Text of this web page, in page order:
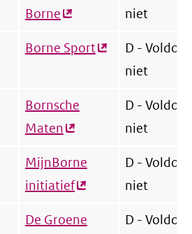
Borne(externe
niet
Borne Sport(externeD - Voldoet
niet
Bornsche
Maten(externe
D - Voldoet
niet
MijnBorne
initiatief(externe
D - Voldoet
niet
De Groene
D - Voldoet